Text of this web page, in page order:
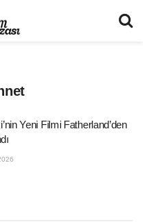
Yeni Filmi Fatherland’den